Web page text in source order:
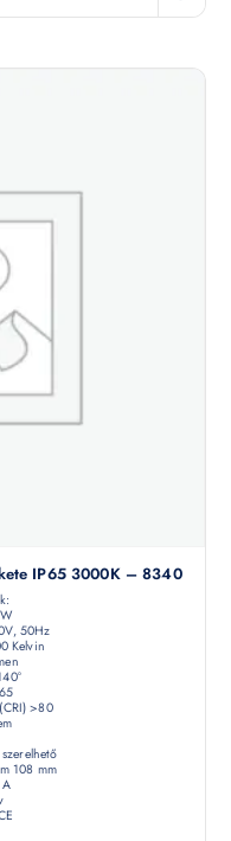
IP65 3000K – 8340
50Hz
Kelvin
>80
108 mm
A